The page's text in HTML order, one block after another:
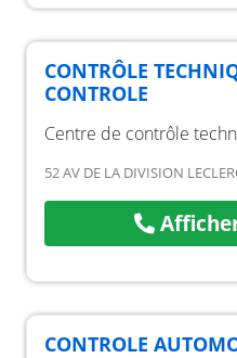
CONTRÔLE
CONTROLE
Centre de contrôle
52 AV DE LA DIVISION
CONTROLE